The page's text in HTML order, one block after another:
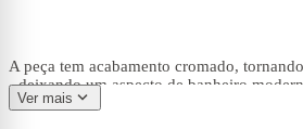
A peça tem acabamento cromado,
- deixando um aspecto de banheiro
evitando problemas de desgaste,
Ver mais expand_more